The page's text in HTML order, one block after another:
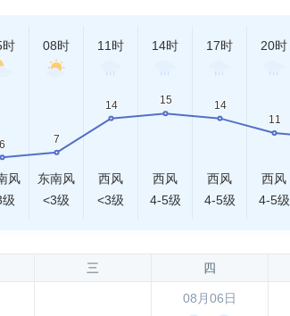
时
风
08时
东南风
<3级
11时
西风
<3级
14时
西风
4-5级
17时
西风
4-5级
20时
西风
4-5级
三 四
08月06日